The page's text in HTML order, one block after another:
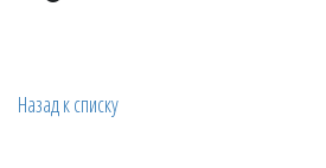
Назад к списку